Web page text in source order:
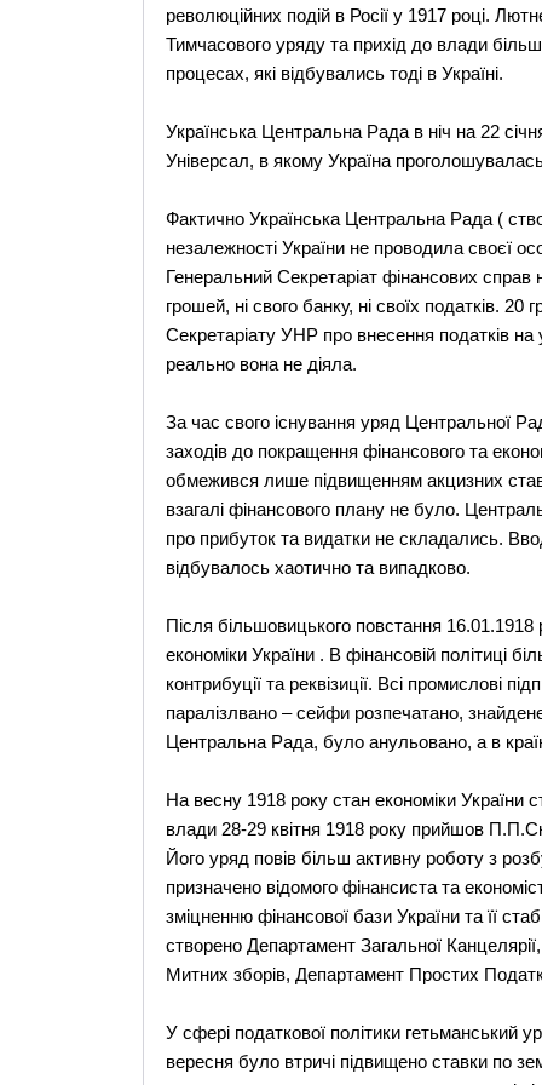
революційних подій в Росії у 1917 році.
Тимчасового уряду та прихід до влади
процесах, які відбувались тоді в Україні.
Українська Центральна Рада в ніч на 22
Універсал, в якому Україна
Фактично Українська Центральна Рада (
незалежності України не проводила своєї
Генеральний Секретаріат фінансових справ
грошей, ні свого банку, ні своїх податків.
Секретаріату УНР про внесення податків
реально вона не діяла.
За час свого існування уряд Центральної
заходів до покращення фінансового та
обмежився лише підвищенням акцизних
взагалі фінансового плану не було.
про прибуток та видатки не складались.
відбувалось хаотично та випадково.
Після більшовицького повстання
економіки України . В фінансовій політиці
контрибуції та реквізиції. Всі промислові
паралізлвано – сейфи розпечатано,
Центральна Рада, було анульовано, а в
На весну 1918 року стан економіки України
влади 28-29 квітня 1918 року прийшов
Його уряд повів більш активну роботу з
призначено відомого фінансиста та
зміцненню фінансової бази України та її
створено Департамент Загальної
Митних зборів, Департамент Простих
У сфері податкової політики гетьманський
вересня було втричі підвищено ставки по